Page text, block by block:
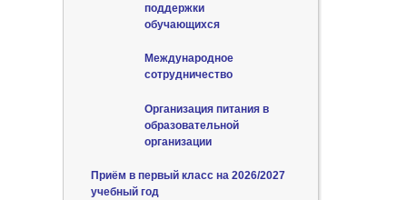
поддержки
обучающихся
Международное
сотрудничество
Организация питания в
образовательной
организации
Приём в первый класс на 2026/2027
учебный год